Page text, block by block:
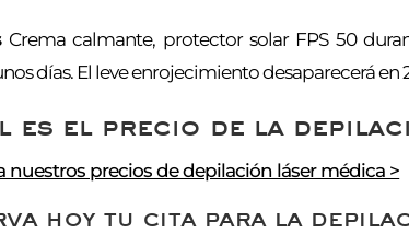
Crema calmante, protector solar FPS 50
días. El leve enrojecimiento desaparecerá en
es el precio de la
nuestros precios de depilación láser médica >
hoy tu cita para la